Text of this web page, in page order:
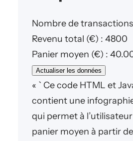
Nombre de
Revenu total (€) : 4800
Panier moyen (€) :
Actualiser les données
« ` Ce code HTML et
contient une
qui permet à
panier moyen à partir